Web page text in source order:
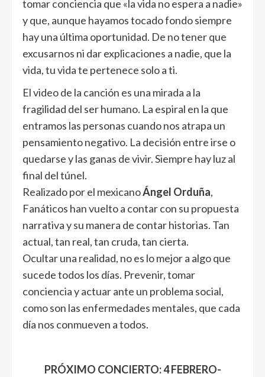
tomar conciencia que «la vida no espera a nadie»
y que, aunque hayamos tocado fondo siempre
hay una última oportunidad. De no tener que
excusarnos ni dar explicaciones a nadie, que la
vida, tu vida te pertenece solo a ti.
El video de la canción es una mirada a la
fragilidad del ser humano. La espiral en la que
entramos las personas cuando nos atrapa un
pensamiento negativo. La decisión entre irse o
quedarse y las ganas de vivir. Siempre hay luz al
final del túnel.
Realizado por el mexicanoÁngel Orduña,
Fanáticos han vuelto a contar con su propuesta
narrativa y su manera de contar historias. Tan
actual, tan real, tan cruda, tan cierta.
Ocultar una realidad, no es lo mejor a algo que
sucede todos los días. Prevenir, tomar
conciencia y actuar ante un problema social,
como son las enfermedades mentales, que cada
día nos conmueven a todos.
PRÓXIMO CONCIERTO: 4 FEBRERO-